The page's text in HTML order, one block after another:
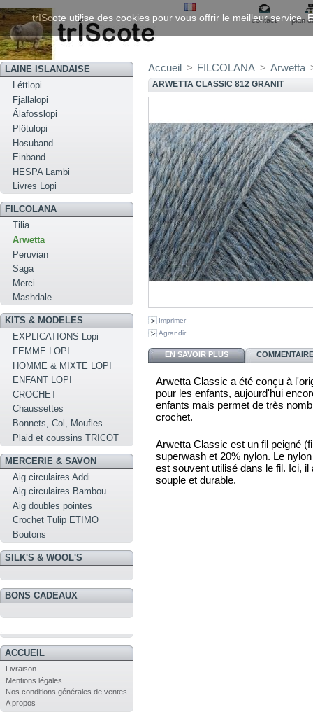
contact plan
LAINE ISLANDAISE
Léttlopi
Fjallalopi
Álafosslopi
Plötulopi
Hosuband
Einband
HESPA Lambi
Livres Lopi
FILCOLANA
Tilia
Arwetta
Peruvian
Saga
Merci
Mashdale
KITS & MODELES
EXPLICATIONS Lopi
FEMME LOPI
HOMME & MIXTE LOPI
ENFANT LOPI
CROCHET
Chaussettes
Bonnets, Col, Moufles
Plaid et coussins TRICOT
MERCERIE & SAVON
Aig circulaires Addi
Aig circulaires Bambou
Aig doubles pointes
Crochet Tulip ETIMO
Boutons
SILK'S & WOOL'S
BONS CADEAUX
ACCUEIL
Livraison
Mentions légales
Nos conditions générales de ventes
A propos
Accueil > FILCOLANA > Arwetta
ARWETTA CLASSIC 812 GRANIT
Imprimer
Agrandir
EN SAVOIR PLUS
Arwetta Classic a été conçu à
pour les enfants, aujourd'hui
enfants mais permet de très
crochet.
Arwetta Classic est un fil peigné
superwash et 20% nylon. Le
est souvent utilisé dans le fil. Ici,
souple et durable.
trIScote utilise des cookies pour vous offrir le meilleur